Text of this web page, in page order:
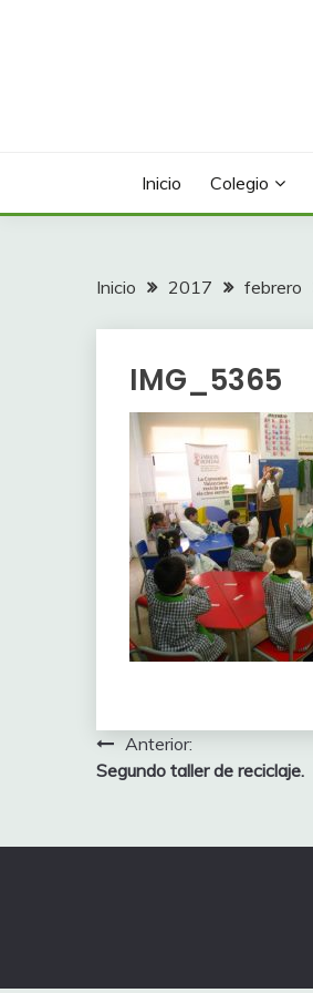
Inicio Colegio
Inicio 2017 febrero
IMG_5365
Navegación
de
Anterior:
Segundo taller de reciclaje.